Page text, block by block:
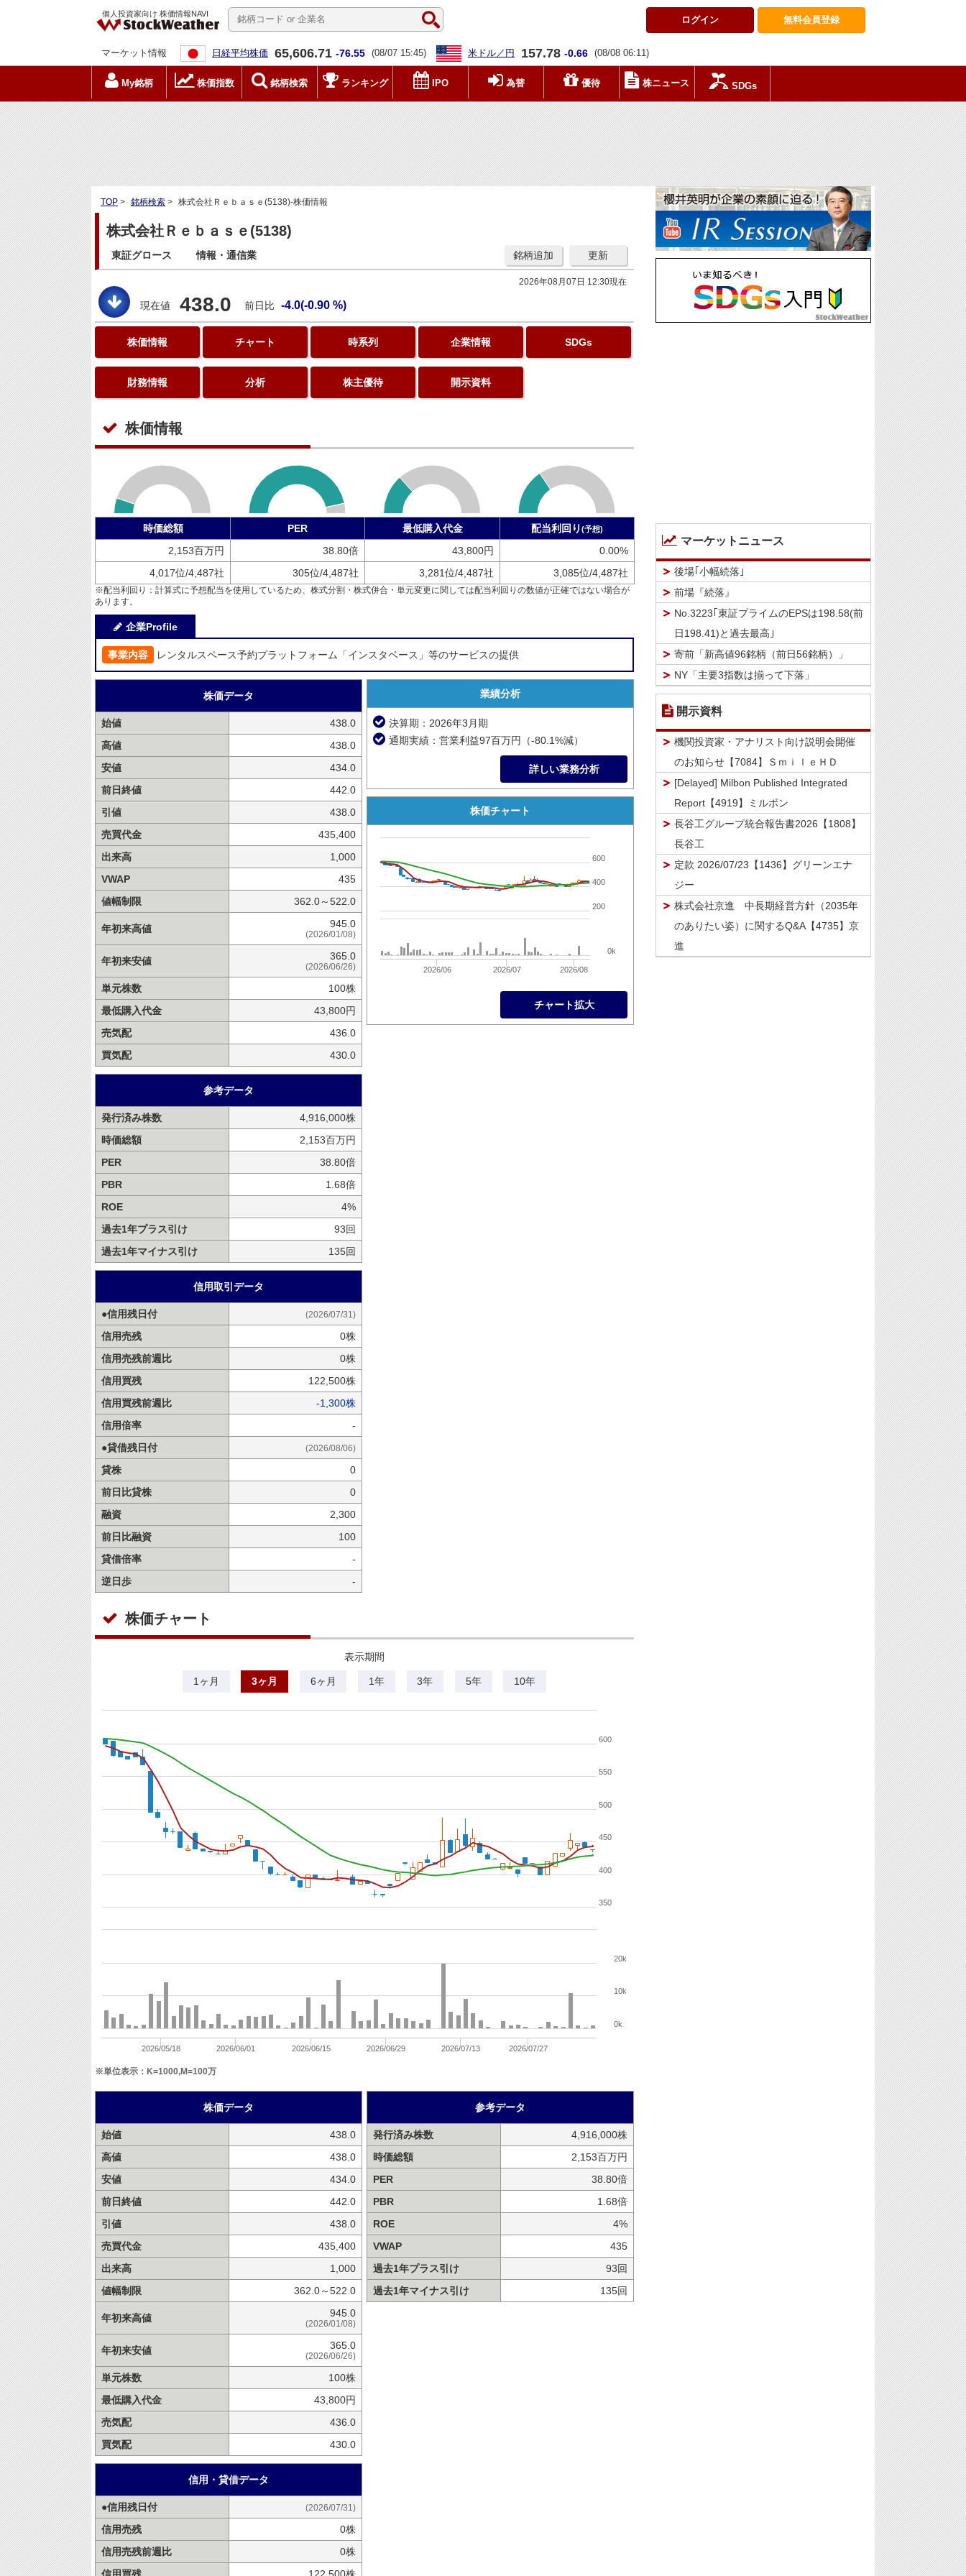
個人投資家向け 株価情報NAVI
無料会員登録
ログイン
マーケット情報 日経平均株価 65,606.71 -76.55 (08/07 15:45) 米ドル／円 157.78 -0.66 (08/08 06:11)
My銘柄 株価指数 銘柄検索 ランキング IPO 為替 優待 株ニュース SDGs
TOP > 銘柄検索 > 株式会社Ｒｅｂａｓｅ(5138)-株価情報
株式会社Ｒｅｂａｓｅ(5138)
東証グロース 情報・通信業 更新
銘柄追加
2026年08月07日 12:30現在
現在値 438.0 前日比 -4.0(-0.90 %)
株価情報 チャート 時系列 企業情報 SDGs
財務情報 分析 株主優待 開示資料
株価情報
時価総額
PER
2,153百万円
38.80倍
4,017位/4,487社
305位/4,487社
最低購入代金 配当利回り (予想)
43,800円
0.00%
3,281位/4,487社
3,085位/4,487社
※配当利回り：計算式に予想配当を使用しているため、株式分割・株式併合・単元変更に関しては配当利回りの数値が正確ではない場合が
あります。
企業Profile
事業内容 レンタルスペース予約プラットフォーム「インスタベース」等のサービスの提供
株価データ
始値
438.0
高値
438.0
安値
434.0
前日終値
442.0
引値
438.0
売買代金
435,400
出来高
1,000
VWAP
435
値幅制限
362.0～522.0
年初来高値 945.0
(2026/01/08)
年初来安値 365.0
(2026/06/26)
単元株数
100株
最低購入代金
43,800円
売気配
436.0
買気配
430.0
参考データ
発行済み株数
4,916,000株
時価総額
2,153百万円
PER
38.80倍
PBR
1.68倍
ROE
4%
過去1年プラス引け
93回
過去1年マイナス引け
135回
信用取引データ
●信用残日付 (2026/07/31)
信用売残
0株
信用売残前週比
0株
信用買残
122,500株
信用買残前週比
-1,300株
信用倍率
-
●貸借残日付
(2026/08/06)
貸株
0
前日比貸株
0
融資
2,300
前日比融資
100
貸借倍率
-
逆日歩
-
業績分析
決算期：2026年3月期
通期実績：営業利益97百万円（-80.1%減）
詳しい業務分析
株価チャート
2026/06 2026/07 2026/08
200
400
600
0k
チャート拡大
株価チャート
表示期間
1ヶ月 3ヶ月 6ヶ月 1年 3年 5年 10年
2026/05/18 2026/06/01 2026/06/15 2026/06/29 2026/07/13 2026/07/27
350
400
450
500
550
600
0k
10k
20k
※単位表示：K=1000,M=100万
株価データ
始値
438.0
高値
438.0
安値
434.0
前日終値
442.0
引値
438.0
売買代金
435,400
出来高
1,000
値幅制限
362.0～522.0
年初来高値 945.0
(2026/01/08)
年初来安値 365.0
(2026/06/26)
単元株数
100株
最低購入代金
43,800円
売気配
436.0
買気配
430.0
信用・貸借データ
●信用残日付 (2026/07/31)
信用売残
0株
信用売残前週比
0株
信用買残
122,500株
参考データ
発行済み株数
4,916,000株
時価総額
2,153百万円
PER
38.80倍
PBR
1.68倍
ROE
4%
VWAP
435
過去1年プラス引け
93回
過去1年マイナス引け
135回
マーケットニュース
後場｢小幅続落｣
前場『続落』
No.3223｢東証プライムのEPSは198.58(前
日198.41)と過去最高｣
寄前「新高値96銘柄（前日56銘柄）」
NY「主要3指数は揃って下落」
開示資料
機関投資家・アナリスト向け説明会開催
のお知らせ【7084】ＳｍｉｌｅＨＤ
[Delayed] Milbon Published Integrated
Report【4919】ミルボン
長谷工グループ統合報告書2026【1808】
長谷工
定款 2026/07/23【1436】グリーンエナ
ジー
株式会社京進 中長期経営方針（2035年
のありたい姿）に関するQ&A【4735】京
進